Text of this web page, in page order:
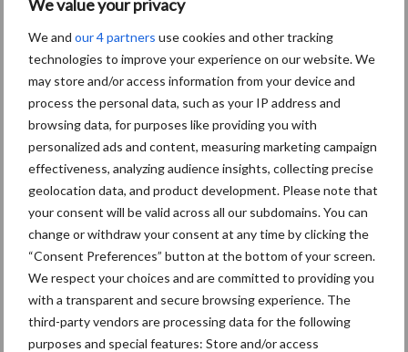
We value your privacy
We and our 4 partners use cookies and other tracking
technologies to improve your experience on our website. We
may store and/or access information from your device and
process the personal data, such as your IP address and
browsing data, for purposes like providing you with
personalized ads and content, measuring marketing campaign
effectiveness, analyzing audience insights, collecting precise
geolocation data, and product development. Please note that
your consent will be valid across all our subdomains. You can
change or withdraw your consent at any time by clicking the
“Consent Preferences” button at the bottom of your screen.
We respect your choices and are committed to providing you
with a transparent and secure browsing experience. The
third-party vendors are processing data for the following
purposes and special features: Store and/or access
Themapagina's
Bemesting Gewas & ruwvoer Loonwerk
Case-IH CLAAS
Toon meer